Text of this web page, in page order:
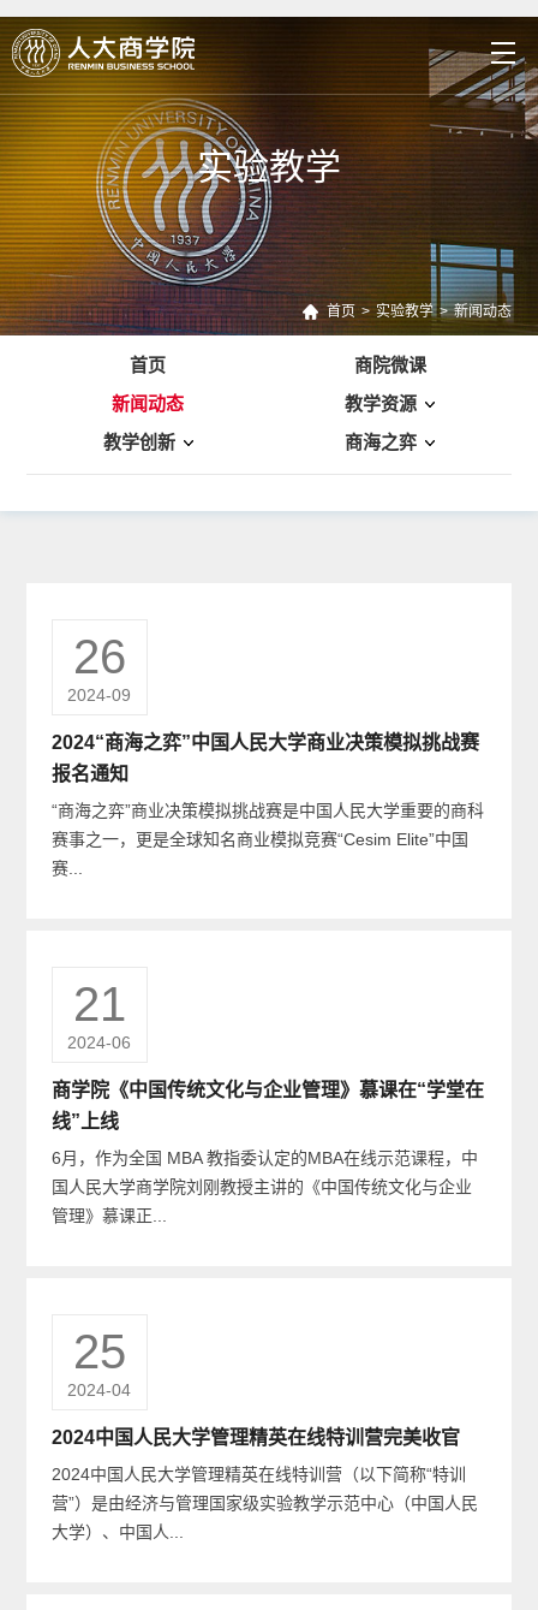
实验教学
首页 > 实验教学 > 新闻动态
首页
商院微课
新闻动态
教学资源
教学创新
商海之弈
26
2024-09
2024“商海之弈”中国人民大学商业决策模拟挑战赛
报名通知
“商海之弈”商业决策模拟挑战赛是中国人民大学重要的商科
赛事之一，更是全球知名商业模拟竞赛“Cesim Elite”中国
赛...
21
2024-06
商学院《中国传统文化与企业管理》慕课在“学堂在
线”上线
6月，作为全国 MBA 教指委认定的MBA在线示范课程，中
国人民大学商学院刘刚教授主讲的《中国传统文化与企业
管理》慕课正...
25
2024-04
2024中国人民大学管理精英在线特训营完美收官
2024中国人民大学管理精英在线特训营（以下简称“特训
营”）是由经济与管理国家级实验教学示范中心（中国人民
大学）、中国人...